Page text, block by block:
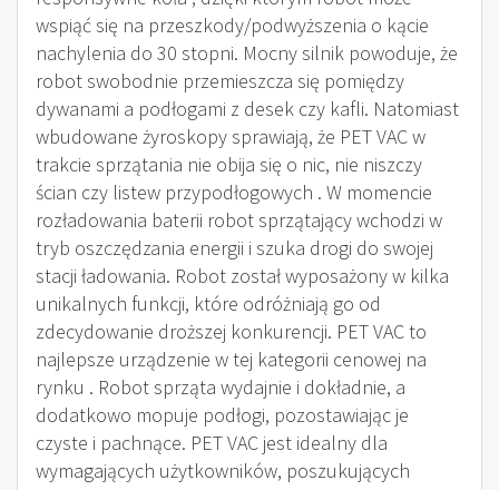
wspiąć się na przeszkody/podwyższenia o kącie
nachylenia do 30 stopni. Mocny silnik powoduje, że
robot swobodnie przemieszcza się pomiędzy
dywanami a podłogami z desek czy kafli. Natomiast
wbudowane żyroskopy sprawiają, że PET VAC w
trakcie sprzątania nie obija się o nic, nie niszczy
ścian czy listew przypodłogowych . W momencie
rozładowania baterii robot sprzątający wchodzi w
tryb oszczędzania energii i szuka drogi do swojej
stacji ładowania. Robot został wyposażony w kilka
unikalnych funkcji, które odróżniają go od
zdecydowanie droższej konkurencji. PET VAC to
najlepsze urządzenie w tej kategorii cenowej na
rynku . Robot sprząta wydajnie i dokładnie, a
dodatkowo mopuje podłogi, pozostawiając je
czyste i pachnące. PET VAC jest idealny dla
wymagających użytkowników, poszukujących